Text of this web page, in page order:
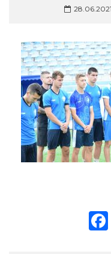
28.06.2021